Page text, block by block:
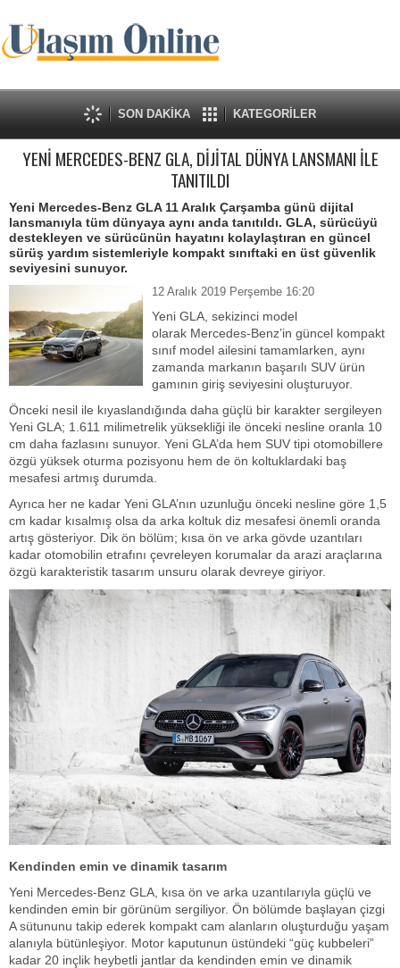
SON DAKİKA KATEGORİLER
YENİ MERCEDES-BENZ GLA, DİJİTAL DÜNYA LANSMANI İLE
TANITILDI
Yeni Mercedes-Benz GLA 11 Aralık Çarşamba günü dijital
lansmanıyla tüm dünyaya aynı anda tanıtıldı. GLA, sürücüyü
destekleyen ve sürücünün hayatını kolaylaştıran en güncel
sürüş yardım sistemleriyle kompakt sınıftaki en üst güvenlik
seviyesini sunuyor.
12 Aralık 2019 Perşembe 16:20
Yeni GLA, sekizinci model
olarak Mercedes-Benz’in güncel kompakt
sınıf model ailesini tamamlarken, aynı
zamanda markanın başarılı SUV ürün
gamının giriş seviyesini oluşturuyor.
Önceki nesil ile kıyaslandığında daha güçlü bir karakter sergileyen
Yeni GLA; 1.611 milimetrelik yüksekliği ile önceki nesline oranla 10
cm daha fazlasını sunuyor. Yeni GLA’da hem SUV tipi otomobillere
özgü yüksek oturma pozisyonu hem de ön koltuklardaki baş
mesafesi artmış durumda.
Ayrıca her ne kadar Yeni GLA’nın uzunluğu önceki nesline göre 1,5
cm kadar kısalmış olsa da arka koltuk diz mesafesi önemli oranda
artış gösteriyor. Dik ön bölüm; kısa ön ve arka gövde uzantıları
kadar otomobilin etrafını çevreleyen korumalar da arazi araçlarına
özgü karakteristik tasarım unsuru olarak devreye giriyor.
Kendinden emin ve dinamik tasarım
Yeni Mercedes-Benz GLA, kısa ön ve arka uzantılarıyla güçlü ve
kendinden emin bir görünüm sergiliyor. Ön bölümde başlayan çizgi
A sütununu takip ederek kompakt cam alanların oluşturduğu yaşam
alanıyla bütünleşiyor. Motor kaputunun üstündeki “güç kubbeleri”
kadar 20 inçlik heybetli jantlar da kendinden emin ve dinamik